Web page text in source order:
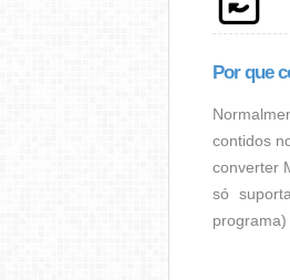
Por que
contidos
converter
só
programa)